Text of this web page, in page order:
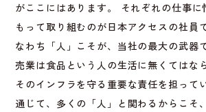
がここにはあります。 それぞれの仕事に
もって取り組むのが日本アクセスの社員
なわち「人」こそが、当社の最大の武器
売業は食品という人の生活に無くてはな
そのインフラを守る重要な責任を担って
通じて、多くの「人」と関わるからこそ